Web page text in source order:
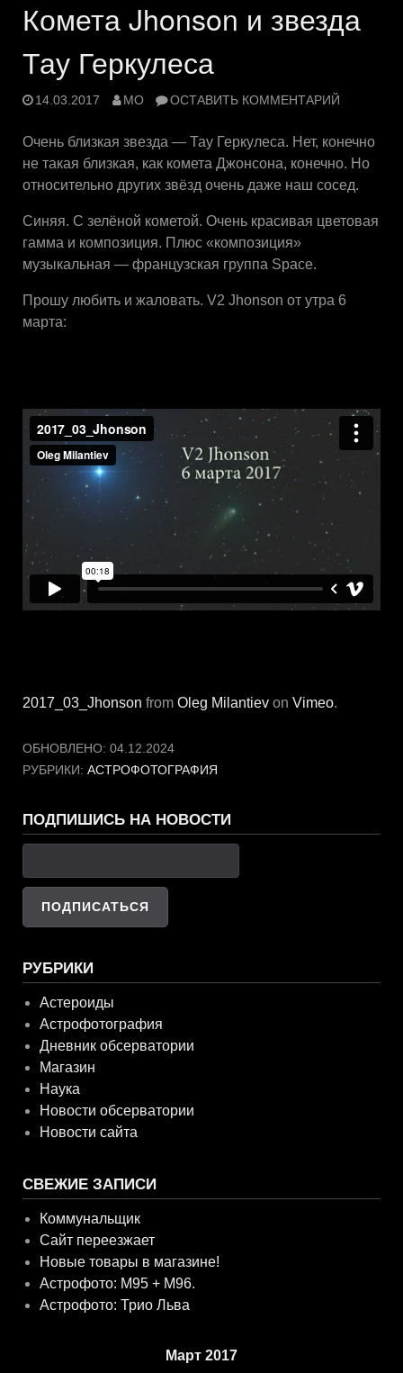
Комета Jhonson и звезда
Тау Геркулеса
14.03.2017 MO ОСТАВИТЬ КОММЕНТАРИЙ
Очень близкая звезда — Тау Геркулеса. Нет, конечно
не такая близкая, как комета Джонсона, конечно. Но
относительно других звёзд очень даже наш сосед.
Синяя. С зелёной кометой. Очень красивая цветовая
гамма и композиция. Плюс «композиция»
музыкальная — французская группа Space.
Прошу любить и жаловать. V2 Jhonson от утра 6
марта:
2017_03_Jhonson from Oleg Milantiev on Vimeo.
ОБНОВЛЕНО: 04.12.2024
РУБРИКИ: АСТРОФОТОГРАФИЯ
ПОДПИШИСЬ НА НОВОСТИ
РУБРИКИ
Астероиды
Астрофотография
Дневник обсерватории
Магазин
Наука
Новости обсерватории
Новости сайта
СВЕЖИЕ ЗАПИСИ
Коммунальщик
Сайт переезжает
Новые товары в магазине!
Астрофото: M95 + M96.
Астрофото: Трио Льва
Март 2017